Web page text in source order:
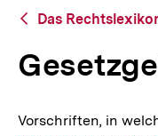
Zurück
Übersicht
Das
Vorschriften, in